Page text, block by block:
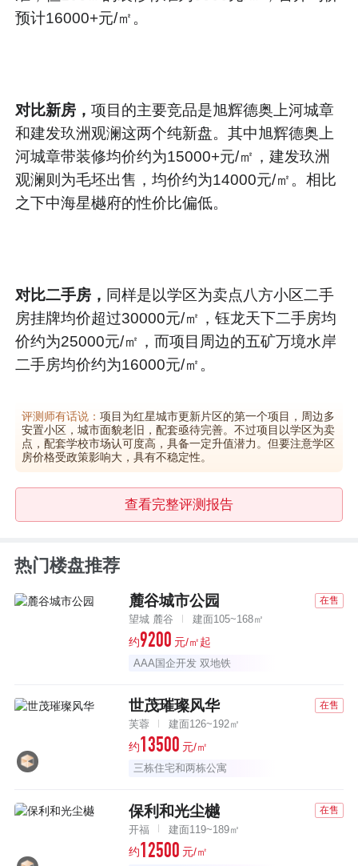
预计16000+元/㎡。
对比新房，项目的主要竞品是旭辉德奥上河城章
和建发玖洲观澜这两个纯新盘。其中旭辉德奥上
河城章带装修均价约为15000+元/㎡，建发玖洲
观澜则为毛坯出售，均价约为14000元/㎡。相比
之下中海星樾府的性价比偏低。
对比二手房， 同样是以学区为卖点八方小区二手
房挂牌均价超过30000元/㎡，钰龙天下二手房均
价约为25000元/㎡，而项目周边的五矿万境水岸
二手房均价约为16000元/㎡。
评测师有话说：项目为红星城市更新片区的第一个项目，周边多
安置小区，城市面貌老旧，配套亟待完善。不过项目以学区为卖
点，配套学校市场认可度高，具备一定升值潜力。但要注意学区
房价格受政策影响大，具有不稳定性。
查看完整评测报告
热门楼盘推荐
麓谷城市公园 在售
望城 麓谷 建面105~168㎡
约9200 元/㎡起
AAA国企开发 双地铁
世茂璀璨风华 在售
芙蓉 建面126~192㎡
约13500 元/㎡
三栋住宅和两栋公寓
保利和光尘樾 在售
开福 建面119~189㎡
约12500 元/㎡